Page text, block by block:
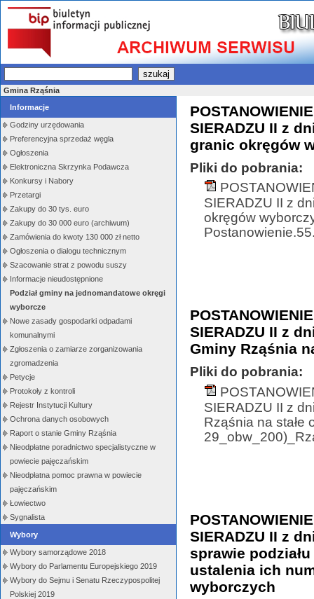
Gmina Rząśnia
Informacje
Godziny urzędowania
Preferencyjna sprzedaż węgla
Ogłoszenia
Elektroniczna Skrzynka Podawcza
Konkursy i Nabory
Przetargi
Zakupy do 30 tys. euro
Zakupy do 30 000 euro (archiwum)
Zamówienia do kwoty 130 000 zł netto
Ogłoszenia o dialogu technicznym
Szacowanie strat z powodu suszy
Informacje nieudostępnione
Podział gminy na jednomandatowe okręgi
wyborcze
Nowe zasady gospodarki odpadami
komunalnymi
Zgłoszenia o zamiarze zorganizowania
zgromadzenia
Petycje
Protokoły z kontroli
Rejestr Instytucji Kultury
Ochrona danych osobowych
Raport o stanie Gminy Rząśnia
Nieodpłatne poradnictwo specjalistyczne w
powiecie pajęczańskim
Nieodpłatna pomoc prawna w powiecie
pajęczańskim
Łowiectwo
Sygnalista
Wybory
Wybory samorządowe 2018
Wybory do Parlamentu Europejskiego 2019
Wybory do Sejmu i Senatu Rzeczypospolitej
Polskiej 2019
SIERADZU II z
granic okręgów
Pliki do pobrania:
SIERADZU II z
okręgów
SIERADZU II z
Gminy Rząśnia
Pliki do pobrania:
SIERADZU II z
Rząśnia na stałe
SIERADZU II z
sprawie
ustalenia ich
wyborczych